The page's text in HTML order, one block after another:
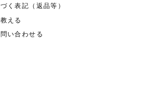
く表記（返品等）
える
い合わせる